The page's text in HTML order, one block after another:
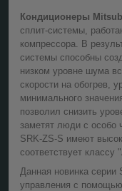
Кондиционеры
сплит-системы,
компрессора. В
системы способны
низком уровне шума
скорости на обогрев,
минимального
позволил снизить
заметят люди с особо
SRK-ZS-S имеют
соответствует классу
Данная новинка серии
управления с